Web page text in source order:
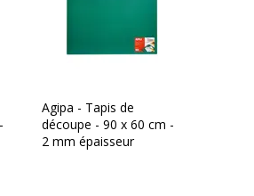
Agipa - Tapis de
découpe - 90 x 60 cm -
2 mm épaisseur